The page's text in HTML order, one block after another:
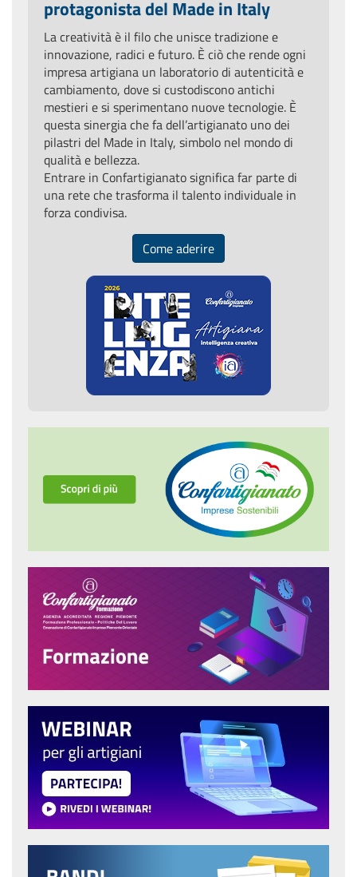
protagonista del Made in Italy
La creatività è il filo che unisce tradizione e
innovazione, radici e futuro. È ciò che rende ogni
impresa artigiana un laboratorio di autenticità e
cambiamento, dove si custodiscono antichi
mestieri e si sperimentano nuove tecnologie. È
questa sinergia che fa dell’artigianato uno dei
pilastri del Made in Italy, simbolo nel mondo di
qualità e bellezza.
Entrare in Confartigianato significa far parte di
una rete che trasforma il talento individuale in
forza condivisa.
Come aderire